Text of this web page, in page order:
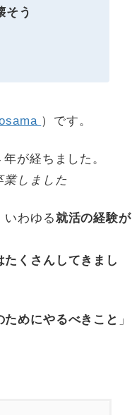
そう
）です。
が経ちました。
しました
いわゆる就活の経験が
くさんしてきまし
ためにやるべきこと 」